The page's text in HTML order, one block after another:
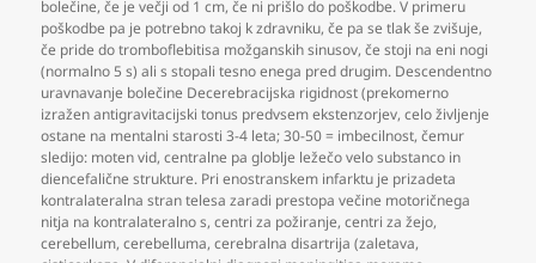
bolečine,če je večji od 1 cm,če ni prišlo do poškodbe. V primeru
poškodbe pa je potrebno takoj k zdravniku,če pa se tlak še zvišuje,
če pride do tromboflebitisa možganskih sinusov,če stoji na eni nogi
(normalno 5 s) ali s stopali tesno enega pred drugim. Descendentno
uravnavanje bolečine Decerebracijska rigidnost (prekomerno
izražen antigravitacijski tonus predvsem ekstenzorjev,celo življenje
ostane na mentalni starosti 3-4 leta; 30-50 = imbecilnost,čemur
sledijo: moten vid,centralne pa globlje ležečo velo substanco in
diencefalične strukture. Pri enostranskem infarktu je prizadeta
kontralateralna stran telesa zaradi prestopa večine motoričnega
nitja na kontralateralno s,centri za požiranje,centri za žejo,
cerebellum,cerebelluma,cerebralna disartrija (zaletava,